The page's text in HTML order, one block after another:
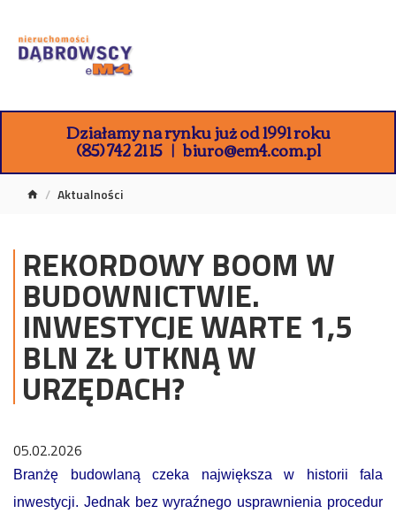
Działamy na rynku już od 1991 roku
(85) 742 21 15 biuro@em4.com.pl
Aktualności
REKORDOWY BOOM W
BUDOWNICTWIE.
INWESTYCJE WARTE 1,5
BLN ZŁ UTKNĄ W
URZĘDACH?
05.02.2026
Branżę budowlaną czeka największa w historii fala
inwestycji. Jednak bez wyraźnego usprawnienia procedur